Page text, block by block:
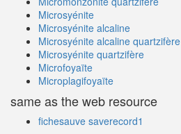
Microsyénite
Microsyénite alcaline
Microsyénite alcaline quartzifère
Microsyénite quartzifère
Microfoyaïte
Microplagifoyaïte
same as the web resource
fichesauve saverecord1